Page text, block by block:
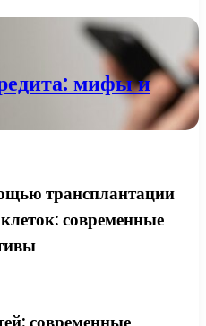
мифы и
трансплантации
современные